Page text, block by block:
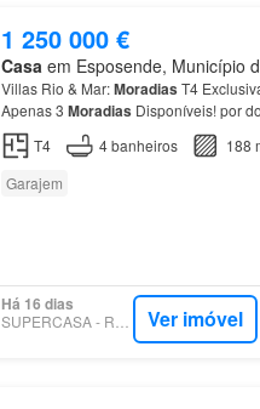
1 250 000 €
Casaem Esposende, Município
Villas Rio & Mar:Moradias T4
Apenas 3 Moradias Disponíveis! por
funcionalidade: Rés-do-Chão: Uma
T4 4banheiros
188
Garajem
Há 16 dias
Ver imóvel